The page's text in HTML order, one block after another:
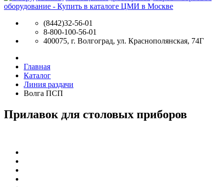
(8442)32-56-01
8-800-100-56-01
400075, г. Волгоград, ул. Краснополянская, 74Г
Главная
Каталог
Линия раздачи
Волга ПСП
Прилавок для столовых приборов